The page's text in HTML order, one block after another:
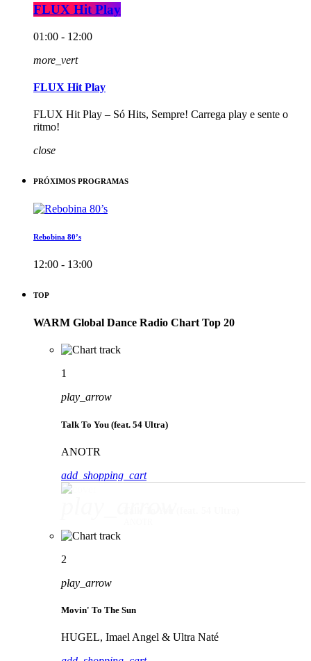
FLUX Hit Play
01:00 - 12:00
more_vert
FLUX Hit Play
FLUX Hit Play – Só Hits, Sempre! Carrega play e sente o
ritmo!
close
PRÓXIMOS PROGRAMAS
Rebobina 80’s
12:00 - 13:00
TOP
WARM Global Dance Radio Chart Top 20
1
play_arrow
Talk To You (feat. 54 Ultra)
ANOTR
add_shopping_cart
2
play_arrow
Movin' To The Sun
HUGEL, Imael Angel & Ultra Naté